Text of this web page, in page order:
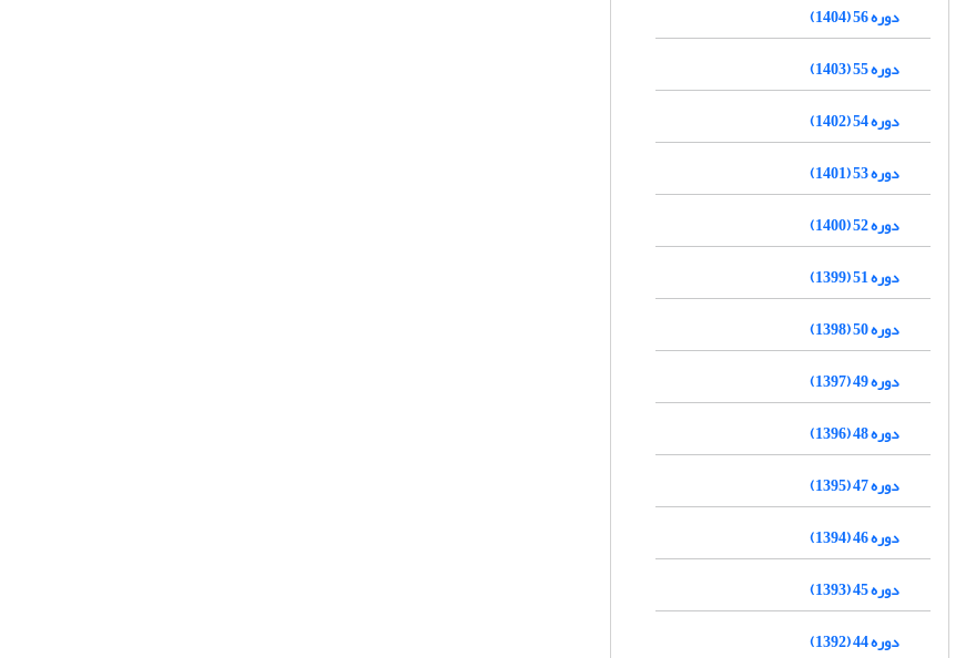
دوره 56 (1404)
دوره 55 (1403)
دوره 54 (1402)
دوره 53 (1401)
دوره 52 (1400)
دوره 51 (1399)
دوره 50 (1398)
دوره 49 (1397)
دوره 48 (1396)
دوره 47 (1395)
دوره 46 (1394)
دوره 45 (1393)
دوره 44 (1392)